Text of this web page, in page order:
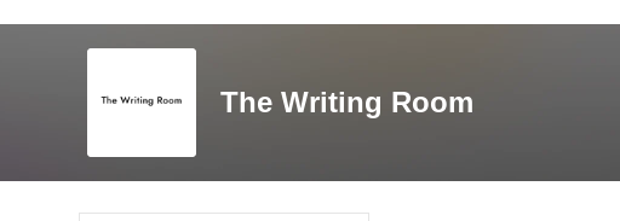
The Writing Room